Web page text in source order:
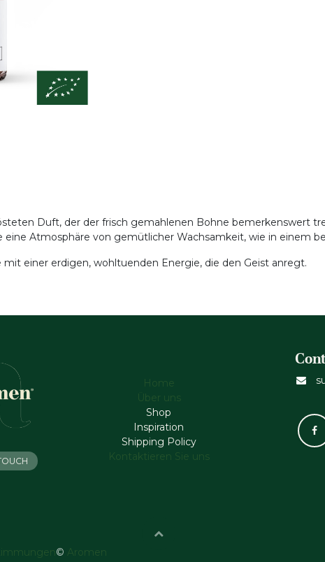
Duft, der der frisch gemahlenen Bohne bemerkenswert
Atmosphäre von gemütlicher Wachsamkeit, wie in einem
einer erdigen, wohltuenden Energie, die den Geist anregt.
Home
Über uns
Shop
Inspiration
Shipping Policy
Kontaktieren Sie uns
© Aromen